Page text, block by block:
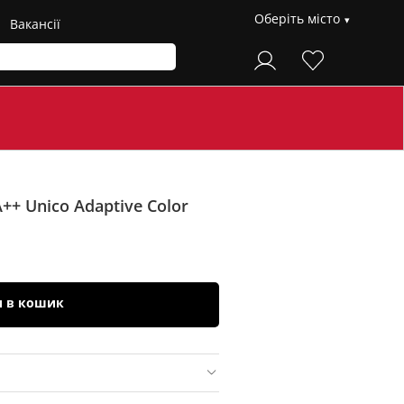
Вакансії Оберіть місто
Unico Adaptive Color
в кошик